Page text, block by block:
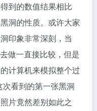
到的数值结果相比
洞的性质。或许大家
印象非常深刻，当
做一直接比较，但是
计算机来模拟整个过
看到的第一张黑洞
片竟然差别如此之